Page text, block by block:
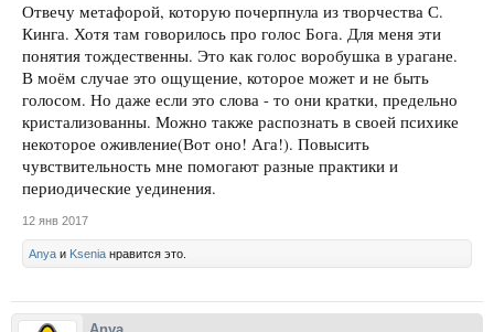
Отвечу метафорой, которую почерпнула из творчества С.
Кинга. Хотя там говорилось про голос Бога. Для меня эти
понятия тождественны. Это как голос воробушка в урагане.
В моём случае это ощущение, которое может и не быть
голосом. Но даже если это слова - то они кратки, предельно
кристализованны. Можно также распознать в своей психике
некоторое оживление(Вот оно! Ага!). Повысить
чувствительность мне помогают разные практики и
периодические уединения.
12 янв 2017
Anya и Ksenia нравится это.